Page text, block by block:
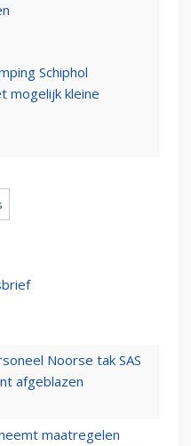
Schiphol
mogelijk kleine
Noorse tak SAS
afgeblazen
maatregelen